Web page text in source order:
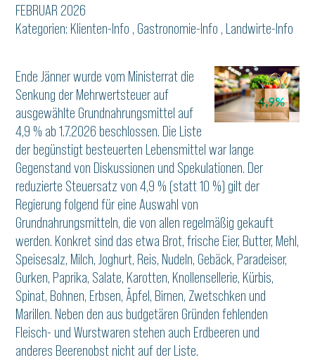
FEBRUAR 2026
Kategorien: Klienten-Info , Gastronomie-Info , Landwirte-Info
Ende Jänner wurde vom Ministerrat die
Senkung der Mehrwertsteuer auf
ausgewählte Grundnahrungsmittel auf
4,9 % ab 1.7.2026 beschlossen. Die Liste
der begünstigt besteuerten Lebensmittel war lange
Gegenstand von Diskussionen und Spekulationen. Der
reduzierte Steuersatz von 4,9 % (statt 10 %) gilt der
Regierung folgend für eine Auswahl von
Grundnahrungsmitteln, die von allen regelmäßig gekauft
werden. Konkret sind das etwa Brot, frische Eier, Butter, Mehl,
Speisesalz, Milch, Joghurt, Reis, Nudeln, Gebäck, Paradeiser,
Gurken, Paprika, Salate, Karotten, Knollensellerie, Kürbis,
Spinat, Bohnen, Erbsen, Äpfel, Birnen, Zwetschken und
Marillen. Neben den aus budgetären Gründen fehlenden
Fleisch- und Wurstwaren stehen auch Erdbeeren und
anderes Beerenobst nicht auf der Liste.